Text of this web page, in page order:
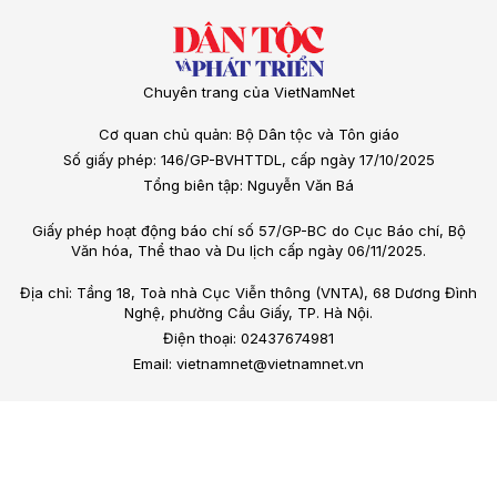
Chuyên trang của VietNamNet
Cơ quan chủ quản: Bộ Dân tộc và Tôn giáo
Số giấy phép: 146/GP-BVHTTDL, cấp ngày 17/10/2025
Tổng biên tập: Nguyễn Văn Bá
Giấy phép hoạt động báo chí số 57/GP-BC do Cục Báo chí, Bộ
Văn hóa, Thể thao và Du lịch cấp ngày 06/11/2025.
Địa chỉ: Tầng 18, Toà nhà Cục Viễn thông (VNTA), 68 Dương Đình
Nghệ, phường Cầu Giấy, TP. Hà Nội.
Điện thoại: 02437674981
Email: vietnamnet@vietnamnet.vn